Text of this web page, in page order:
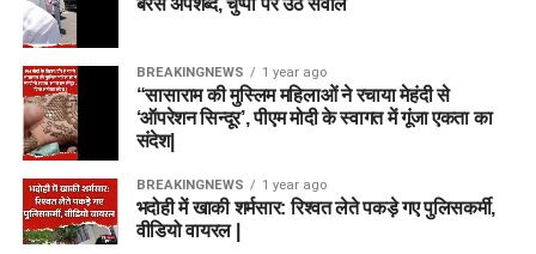
बरसे अपशब्द, चुप्पी पर उठे सवाल
BREAKINGNEWS 1 year ago
“सासाराम की मुस्लिम महिलाओं ने रचाया मेहंदी से
‘ऑपरेशन सिन्दूर’, पीएम मोदी के स्वागत में गूंजा एकता का
संदेश|
BREAKINGNEWS 1 year ago
भदोही में खाकी शर्मसार: रिश्वत लेते पकड़े गए पुलिसकर्मी,
वीडियो वायरल |